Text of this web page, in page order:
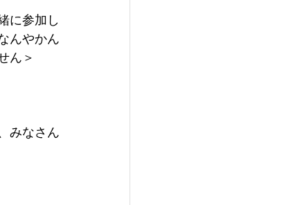
に参加し
んやかん
ん＞
みなさん